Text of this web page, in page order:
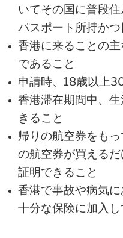
いてその国に普段
パスポート所持かつ
香港に来ることの
であること
申請時、18歳以上
香港滞在期間中、
きること
帰りの航空券をも
の航空券が買える
証明できること
香港で事故や病気
十分な保険に加入し